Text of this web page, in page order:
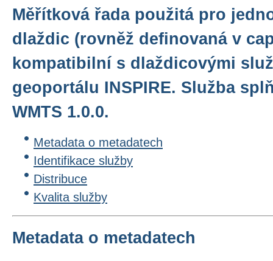
Měřítková řada použitá pro
dlaždic (rovněž definovaná v
kompatibilní s dlaždicovými
geoportálu INSPIRE. Služba
WMTS 1.0.0.
Metadata o metadatech
Identifikace služby
Distribuce
Kvalita služby
Metadata o metadatech